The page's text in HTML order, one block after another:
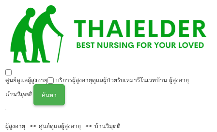
ศูนย์ดูแลผู้สูงอายุ บริการผู้สูงอายุดูแลผู้ป่วยรับเหมารีโนเวทบ้าน ผู้สูงอายุ
บ้านวิมุตติ
ค้นหา
ผู้สูงอายุ ศูนย์ดูแลผู้สูงอายุ บ้านวิมุตติ